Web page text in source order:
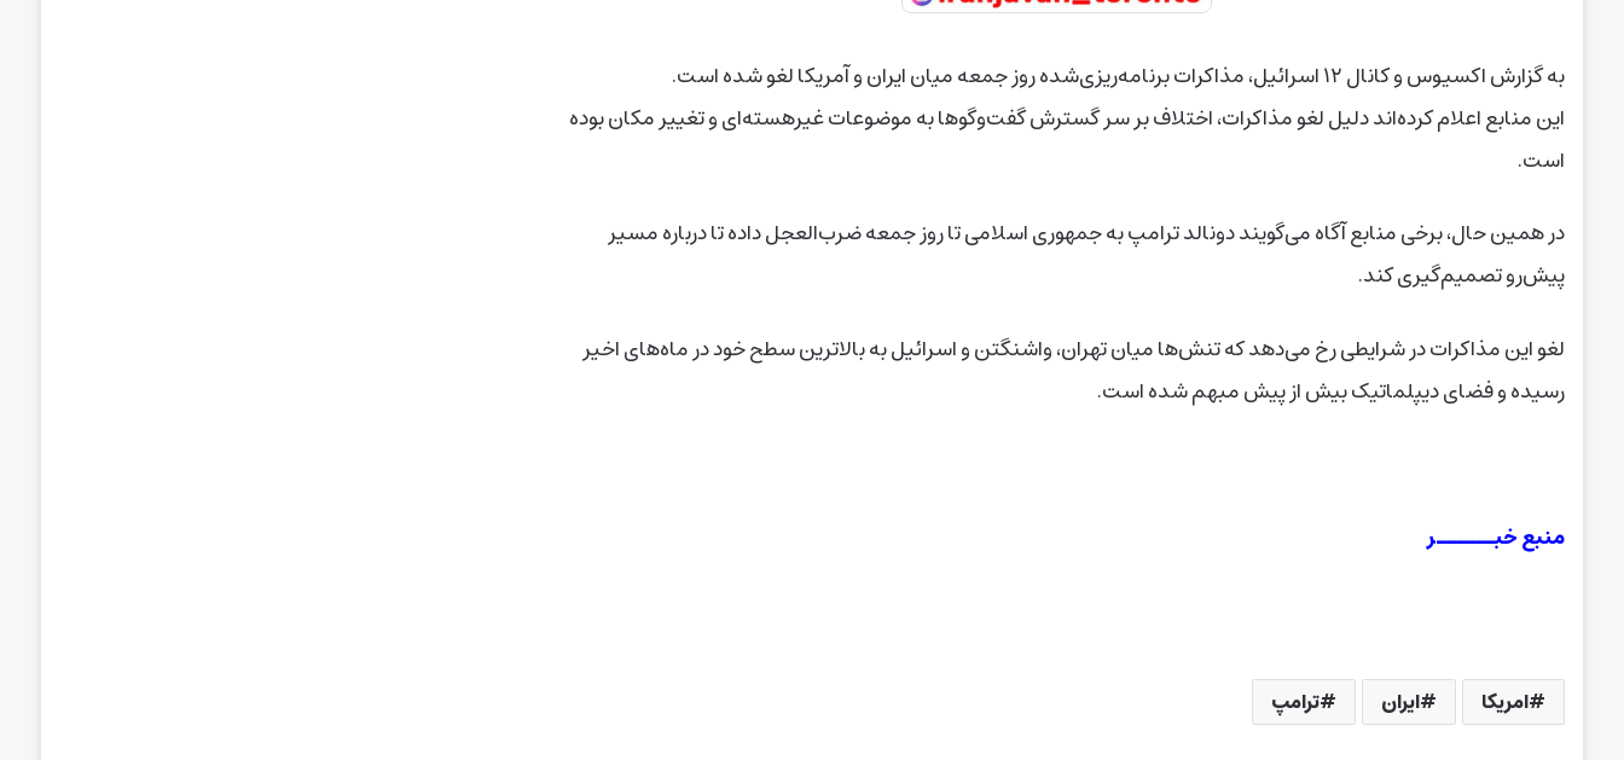
به گزارش اکسیوس و کانال ۱۲ اسرائیل، مذاکرات برنامه‌ریزی‌شده روز جمعه میان ایران و آمریکا لغو شده است.
این منابع اعلام کرده‌اند دلیل لغو مذاکرات، اختلاف بر سر گسترش گفت‌وگوها به موضوعات غیرهسته‌ای و تغییر مکان بوده
است.
در همین حال، برخی منابع آگاه می‌گویند دونالد ترامپ به جمهوری اسلامی تا روز جمعه ضرب‌العجل داده تا درباره مسیر
پیش‌رو تصمیم‌گیری کند.
لغو این مذاکرات در شرایطی رخ می‌دهد که تنش‌ها میان تهران، واشنگتن و اسرائیل به بالاترین سطح خود در ماه‌های اخیر
رسیده و فضای دیپلماتیک بیش از پیش مبهم شده است.
منبع خبــــــر
امریکا ایران ترامپ